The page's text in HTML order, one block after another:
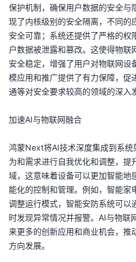
学
堂
我
的
课
程
我
的
认
证
我
的
实
验
我
的
收
藏
持
我
的
技
术
支
持
我
的
云
声
建
议
保护机制，确保用户数据的安全与
现了内核级别的安全隔离，不同的
安全可靠；系统还提供了严格的权
户数据被泄露和篡改。这使得物联
安全稳定，增强了用户对物联网设
模应用和推广提供了有力保障，促
通等对安全要求较高的领域的深入
加速AI与物联网融合
鸿蒙Next将AI技术深度集成到系
为和需求进行自我优化和调整，提
域，这意味着设备可以更加智能地
能化的控制和管理。例如，智能家
调整运行模式，智能安防系统可以
时发现异常情况并报警。AI与物联
来更多的创新应用和商业机会，推
方向发展。